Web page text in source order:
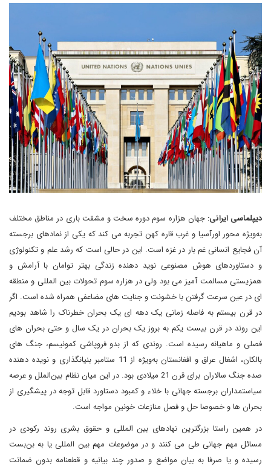
دیپلماسی ایرانی: جهان هزاره سوم دوره سخت و مشقت باری در مناطق مختلف
به‌ویژه محور اورآسیا و غرب قاره کهن تجربه می کند که یکی از نمادهای برجسته
آن فجایع انسانی غم بار در غزه است. این در حالی است که رشد علم و تکنولوژی
و دستاوردهای هوش مصنوعی نوید دهنده زندگی بهتر توامان با آرامش و
همزیستی مسالمت آمیز می بود ولی در هزاره سوم تحولات بین المللی و منطقه
ای در عین سرعت گرفتن با خشونت و جنایت های مضاعفی همراه شده است. اگر
در قرن بیستم به فاصله زمانی یک دهه ای یک بحران خطرناک را شاهد بودیم
این روند در قرن بیست یکم به بروز یک بحران در یک سال و حتی بحران های
فصلی و ماهیانه رسیده است. روندی که از بدو فروپاشی کمونیسم، جنگ های
بالکان، اشغال عراق و افغانستان به‌ویژه از 11 ستامبر بنیانگذاری و نویده دهنده
صده جنگ سالاران برای قرن 21 میلادی بود. در این میان نظام بین‌الملل و عرصه
سیاستمداران برجسته جهانی با خلاء و کمبود دستاورد قابل توجه در پیشگیری از
بحران ها و خصوصا حل و فصل منازعات خونین مواجه است.
در همین راستا بزرگترین نهادهای بین المللی و حقوق بشری روند رکودی در
مسائل مهم جهانی طی می کنند و در موضوعات مهم بین المللی یا به بن‌بست
رسیده و یا صرفا به بیان مواضع و صدور چند بیانیه و قطعنامه بدون ضمانت